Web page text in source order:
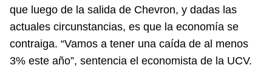
que luego de la salida de Chevron, y dadas las
actuales circunstancias, es que la economía se
contraiga. “Vamos a tener una caída de al menos
3% este año”, sentencia el economista de la UCV.